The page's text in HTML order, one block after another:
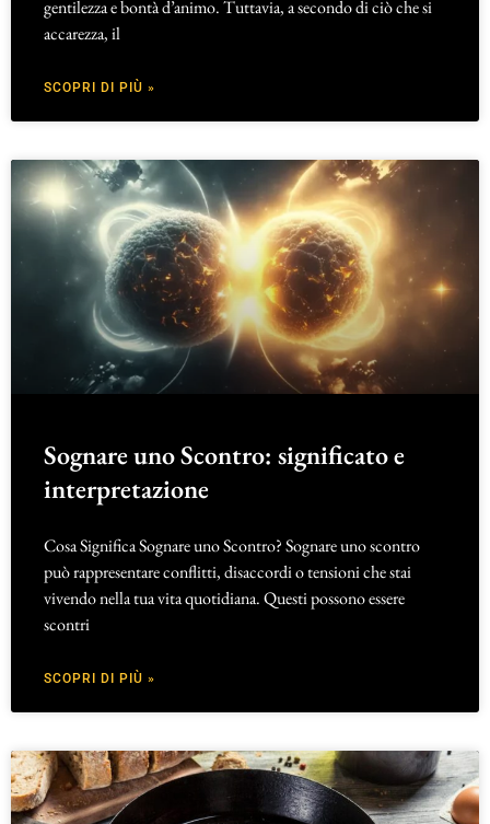
gentilezza e bontà d’animo. Tuttavia, a secondo di ciò che si
accarezza, il
SCOPRI DI PIÙ »
Sognare uno Scontro: significato e
interpretazione
Cosa Significa Sognare uno Scontro? Sognare uno scontro
può rappresentare conflitti, disaccordi o tensioni che stai
vivendo nella tua vita quotidiana. Questi possono essere
scontri
SCOPRI DI PIÙ »